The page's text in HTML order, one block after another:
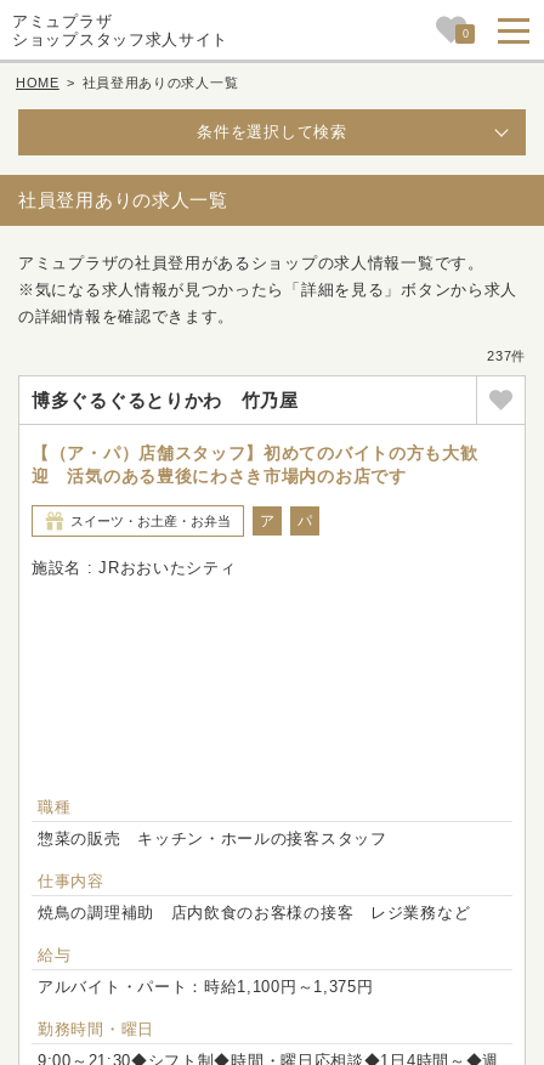
アミュプラザ
ショップスタッフ求人サイト
0
HOME > 社員登用ありの求人一覧
条件を選択して検索
社員登用ありの求人一覧
アミュプラザの社員登用があるショップの求人情報一覧です。
※気になる求人情報が見つかったら「詳細を見る」ボタンから求人
の詳細情報を確認できます。
237件
博多ぐるぐるとりかわ 竹乃屋
【（ア・パ）店舗スタッフ】初めてのバイトの方も大歓
迎 活気のある豊後にわさき市場内のお店です
スイーツ・お土産・お弁当 ア パ
施設名 : JRおおいたシティ
職種
惣菜の販売 キッチン・ホールの接客スタッフ
仕事内容
焼鳥の調理補助 店内飲食のお客様の接客 レジ業務など
給与
アルバイト・パート：時給1,100円～1,375円
勤務時間・曜日
9:00～21:30◆シフト制◆時間・曜日応相談◆1日4時間～◆週